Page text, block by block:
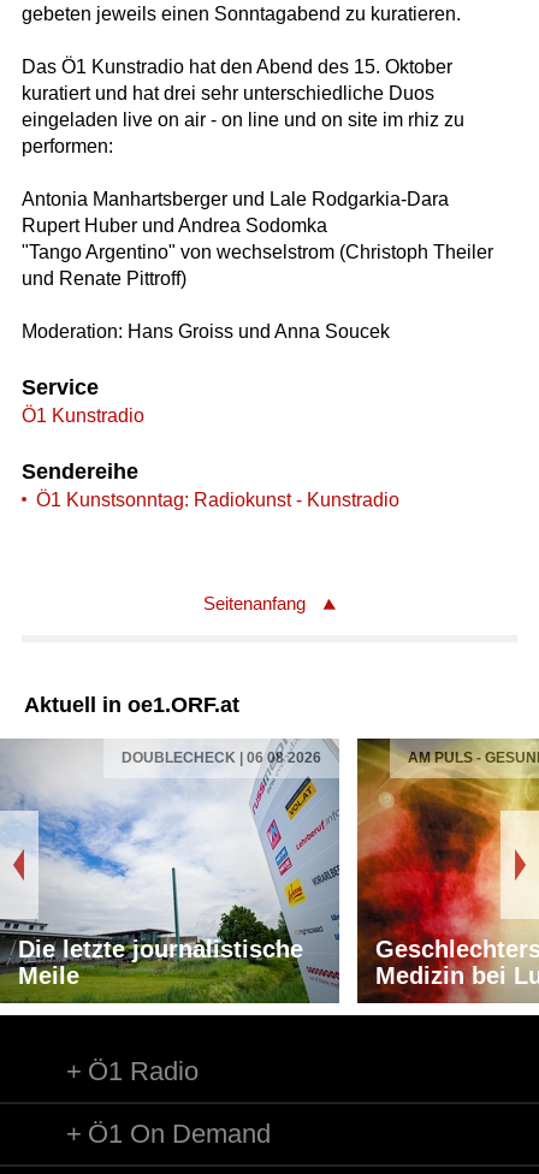
gebeten jeweils einen Sonntagabend zu kuratieren.
Das Ö1 Kunstradio hat den Abend des 15. Oktober
kuratiert und hat drei sehr unterschiedliche Duos
eingeladen live on air - on line und on site im rhiz zu
performen:
Antonia Manhartsberger und Lale Rodgarkia-Dara
Rupert Huber und Andrea Sodomka
"Tango Argentino" von wechselstrom (Christoph Theiler
und Renate Pittroff)
Moderation: Hans Groiss und Anna Soucek
Service
Ö1 Kunstradio
Sendereihe
Ö1 Kunstsonntag: Radiokunst - Kunstradio
Seitenanfang
Aktuell in oe1.ORF.at
DOUBLECHECK | 06 08 2026
Die letzte journalistische
Meile
AM PULS -
Medizin bei
Ö1 Radio
Ö1 On Demand